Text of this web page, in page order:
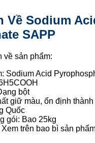
Về Sodium
SAPP
về sản phẩm:
Sodium Acid
bột
giữ màu, ổn định thành
Quốc
gói: Bao 25kg
trên bao bì sản